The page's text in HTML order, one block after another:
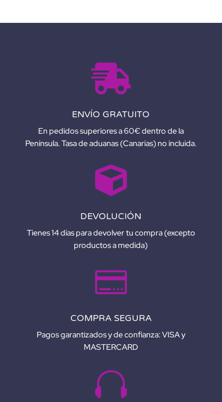
E

ENVÍO GRATUITO
En pedidos superiores a 60€ dentro de la
Península. Tasa de aduanas (Canarias) no incluida.

DEVOLUCIÓN
Tienes 14 días para devolver tu compra (excepto
productos a medida)

COMPRA SEGURA
Pagos garantizados y de confianza: VISA y
MASTERCARD
